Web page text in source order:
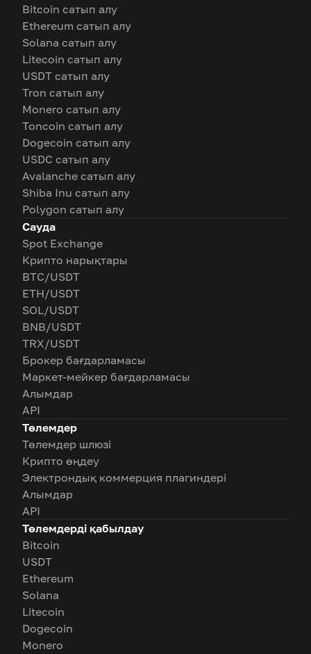
Bitcoin сатып алу
Ethereum сатып алу
Solana сатып алу
Litecoin сатып алу
USDT сатып алу
Tron сатып алу
Monero сатып алу
Toncoin сатып алу
Dogecoin сатып алу
USDC сатып алу
Avalanche сатып алу
Shiba Inu сатып алу
Polygon сатып алу
Сауда
Spot Exchange
Крипто нарықтары
BTC/USDT
ETH/USDT
SOL/USDT
BNB/USDT
TRX/USDT
Брокер бағдарламасы
Маркет-мейкер бағдарламасы
Алымдар
API
Төлемдер
Төлемдер шлюзі
Крипто өңдеу
Электрондық коммерция плагиндері
Алымдар
API
Төлемдерді қабылдау
Bitcoin
USDT
Ethereum
Solana
Litecoin
Dogecoin
Monero